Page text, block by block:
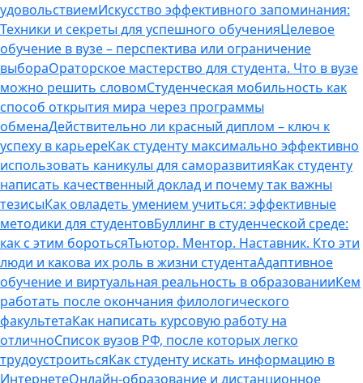
удовольствиемИскусство эффективного запоминания:
Техники и секреты для успешного обученияЦелевое
обучение в вузе – перспектива или ограничение
выбораОраторское мастерство для студента. Что в вузе
можно решить словомСтуденческая мобильность как
способ открытия мира через программы
обменаДействительно ли красный диплом – ключ к
успеху в карьереКак студенту максимально эффективно
использовать каникулы для саморазвитияКак студенту
написать качественный доклад и почему так важны
тезисыКак овладеть умением учиться: эффективные
методики для студентовБуллинг в студенческой среде:
как с этим боротьсяТьютор. Ментор. Наставник. Кто эти
люди и какова их роль в жизни студентаАдаптивное
обучение и виртуальная реальность в образованииКем
работать после окончания филологического
факультетаКак написать курсовую работу на
отличноСписок вузов РФ, после которых легко
трудоустроитьсяКак студенту искать информацию в
ИнтернетеОнлайн-образование и дистанционное